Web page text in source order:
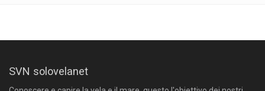
SVN solovelanet